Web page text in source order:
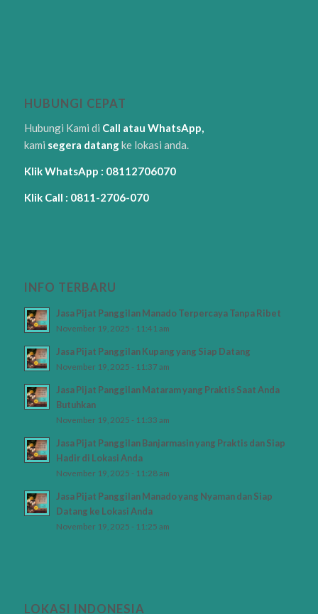
HUBUNGI CEPAT
Hubungi Kami di Call atau WhatsApp,
kami segera datangke lokasi anda.
Klik WhatsApp : 08112706070
Klik Call : 0811-2706-070
INFO TERBARU
Jasa Pijat Panggilan Manado Terpercaya Tanpa Ribet
November 19, 2025 - 11:41 am
Jasa Pijat Panggilan Kupang yang Siap Datang
November 19, 2025 - 11:37 am
Jasa Pijat Panggilan Mataram yang Praktis Saat Anda
Butuhkan
November 19, 2025 - 11:33 am
Jasa Pijat Panggilan Banjarmasin yang Praktis dan Siap
Hadir di Lokasi Anda
November 19, 2025 - 11:28 am
Jasa Pijat Panggilan Manado yang Nyaman dan Siap
Datang ke Lokasi Anda
November 19, 2025 - 11:25 am
LOKASI INDONESIA